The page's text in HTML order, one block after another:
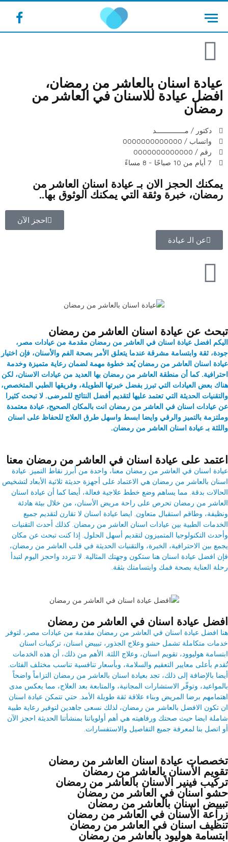
عيادة اسنان بالعاشر من رمضان،
افضل عيادة للاسنان في العاشر من
رمضان
دكتور / مــــــــــــــد
واتساب / 0000000000000
رقم / 0000000000000
7 أيام من 10 صباحًا - 8 مساءً
يمكنك الحجز الان بـ عيادة اسنان العاشر من
رمضان، خبرة وثقة التي يمكنك الوثوق بها..
احجز الآن
عن الـ عيادة
تبحث عن عيادة اسنان العاشر من رمضان
اليكم افضل عيادة اسنان في العاشر من رمضان مقدمة من عيادات مصر،
جودة، ثقة وابتسامة مشرقة عندما يتعلق الأمر بصحة الفم والأسنان، فإن اختيار
عيادة اسنان العاشر من رمضان يُعد خطوة مهمة لضمان رعاية متميزة وخدمة
احترافية. كما أن منطقة العاشر من رمضان بها العديد من عيادات الاسنان، لكن
هناك بعض العيادات التي تبرز بفضل خبرتها الطويلة، وفريقها الطبي المتخصص،
والتقنيات الحديثة التي تعتمد عليها لتقديم أفضل النتائج للمرضى. لا تبحث كثيرا
عن عيادات اسنان في العاشر من رمضان انت بالمكان الصحيح، عيادة معتمدة
وملتزمة بالتميز والرقي وايضا ابسط واسهل طرق العلاج للحفاظ على اسنان
واللثة بـ عيادة اسنان العاشر من رمضان.
اعتمد على عيادة اسنان في العاشر من رمضان معنا
عيادة اسنان في العاشر من رمضان معنا، واحدة من أبرز نقاط التميز. عيادة
اسنان بالعاشر من رمضان هي الاعتماد على أجهزة حديثة ثلاثية الأبعاد لتشخيص
الحالات بدقة. مما يساهم وضع خطط علاجية فعالة، أيضا كما أن عيادة اسنان
العاشر من رمضان تحرص على راحة مريض الأسنان، من خلال بيئة هادئة
ونظيفة، وطاقم استقبال متعاون. ايضا عيادة اسنان لا تقارن لتقديم جميع
الخدمات الطبية بين عيادات اسنان العاشر من رمضان. كذلك أحدث التقنيات
وأحدث التكنولوجيا المتميزون لتقديم أسهل الحلول. إذا كنت تبحث عن مكان
يجمع بين الاحترافية، الخبرة، والتقنيات الحديثة في قلب العاشر من رمضان،
فإن افضل عيادة اسنان هنا ستكون وجهتك المثالية. لا تتردد واحجز اليوم لتبدأ
رحلة العناية بصحة فمك وابتسامتك بثقة.
افضل عيادة اسنان في العاشر من رمضان
هنا افضل عيادة اسنان في العاشر من رمضان مقدمة من عيادات مصر، لتوفر
خدمات متكاملة تشمل حشو وعلاج الجذور، تبييض اسنان، تركيبات اسنان
ابتسامة هوليوود، تقويم اسنان، وعلاج اللثة. الأهم من ذلك، أن هذه الخدمات
تُقدم بأعلى معايير التعقيم والسلامة، وبأسعار تنافسية تناسب مختلف الفئات.
أيضا بالإضافة إلى ذلك، تجد بعيادة اسنان بالعاشر من رمضان التزاماً واضحاً
بالمواعيد، وتوفّر الاستشارات المجانية، والمتابعة بعد العلاج، مما يعكس مدى
اهتمامهم برضا المريض وبناء علاقة ثقة طويلة الأمد. حتي تتمكن عيادة اسنان
ان تكون الافضل بالعاشر من رمضان، لذلك نسعى جاهدين لتوفير رعاية طبية
شاملة ايضا حيث صحتك ورفاهيته هي أهم أولوياتنا بمنشأتنا الحديثة احجز الآن
أو اتصل بنا لمعرفة جميع التفاصيل والاستفسارات.
تخصصات عيادة اسنان العاشر من رمضان
تقويم الأسنان بالعاشر من رمضان
تركيب فينير الأسنان بالعاشر من رمضان
حشو اسنان في العاشر من رمضان
تبييض اسنان بالعاشر من رمضان
زراعة الأسنان في العاشر من رمضان
تنظيف اسنان في العاشر من رمضان
ابتسامة هوليود بالعاشر من رمضان